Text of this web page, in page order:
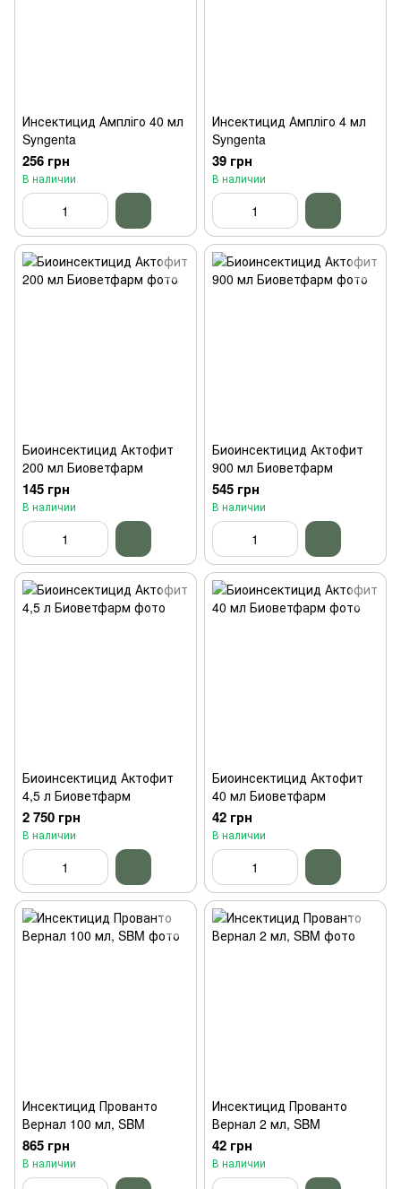
Инсектицид Ампліго 40 мл
Syngenta
256 грн
В наличии
Инсектицид Ампліго 4 мл
Syngenta
39 грн
В наличии
Биоинсектицид Актофит
200 мл Биоветфарм
145 грн
В наличии
Биоинсектицид Актофит
900 мл Биоветфарм
545 грн
В наличии
Биоинсектицид Актофит
4,5 л Биоветфарм
2 750 грн
В наличии
Биоинсектицид Актофит
40 мл Биоветфарм
42 грн
В наличии
Инсектицид Прованто
Вернал 100 мл, SBM
865 грн
В наличии
Инсектицид Прованто
Вернал 2 мл, SBM
42 грн
В наличии